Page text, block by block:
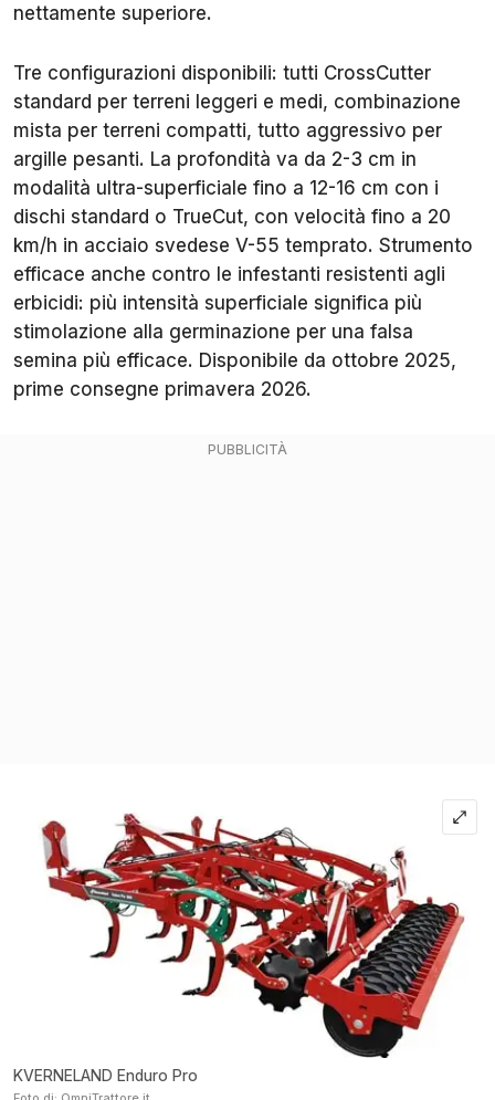
nettamente superiore.
Tre configurazioni disponibili: tutti CrossCutter
standard per terreni leggeri e medi, combinazione
mista per terreni compatti, tutto aggressivo per
argille pesanti. La profondità va da 2-3 cm in
modalità ultra-superficiale fino a 12-16 cm con i
dischi standard o TrueCut, con velocità fino a 20
km/h in acciaio svedese V-55 temprato. Strumento
efficace anche contro le infestanti resistenti agli
erbicidi: più intensità superficiale significa più
stimolazione alla germinazione per una falsa
semina più efficace. Disponibile da ottobre 2025,
prime consegne primavera 2026.
KVERNELAND Enduro Pro